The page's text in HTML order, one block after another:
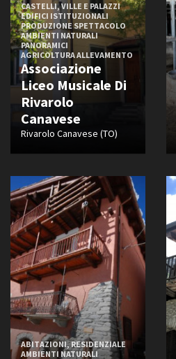
CASTELLI, VILLE E PALAZZI
EDIFICI ISTITUZIONALI
PRODUZIONE SPETTACOLO
AMBIENTI NATURALI
PANORAMICI
AGRICOLTURA ALLEVAMENTO
Associazione
Liceo Musicale Di
Rivarolo
Canavese
Rivarolo Canavese (TO)
ABITAZIONI, RESIDENZIALE
AMBIENTI NATURALI